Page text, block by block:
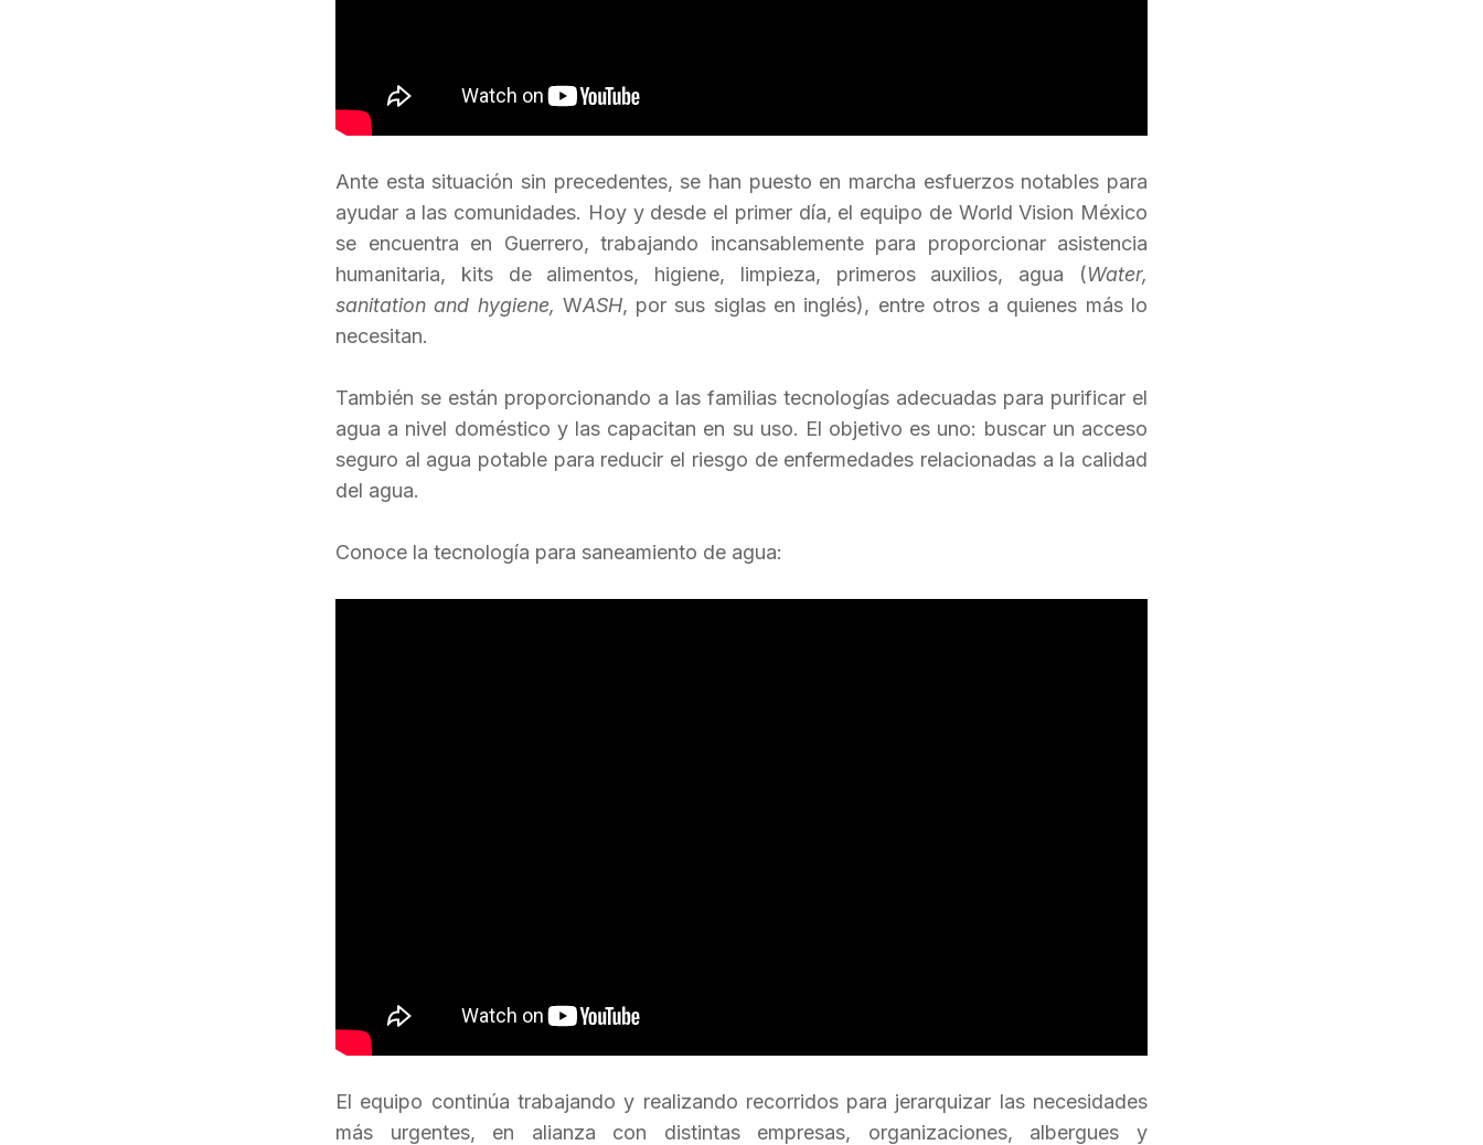
Ante esta situación sin precedentes, se han puesto en marcha esfuerzos notables para
ayudar a las comunidades. Hoy y desde el primer día, el equipo de World Vision México
se encuentra en Guerrero, trabajando incansablemente para proporcionar asistencia
humanitaria, kits de alimentos, higiene, limpieza, primeros auxilios, agua (Water,
sanitation and hygiene, WASH, por sus siglas en inglés), entre otros a quienes más lo
necesitan.
También se están proporcionando a las familias tecnologías adecuadas para purificar el
agua a nivel doméstico y las capacitan en su uso. El objetivo es uno: buscar un acceso
seguro al agua potable para reducir el riesgo de enfermedades relacionadas a la calidad
del agua.
Conoce la tecnología para saneamiento de agua:
El equipo continúa trabajando y realizando recorridos para jerarquizar las necesidades
más urgentes, en alianza con distintas empresas, organizaciones, albergues y